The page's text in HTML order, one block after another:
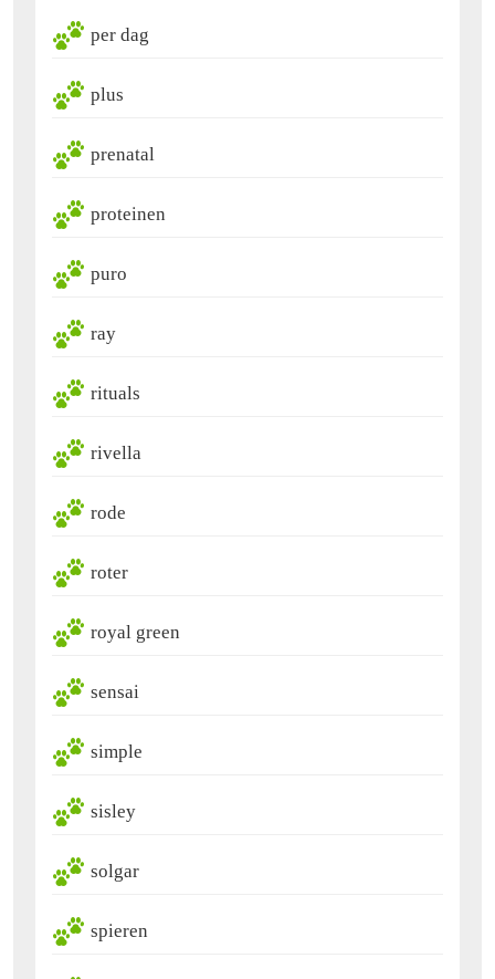
per dag
plus
prenatal
proteinen
puro
ray
rituals
rivella
rode
roter
royal green
sensai
simple
sisley
solgar
spieren